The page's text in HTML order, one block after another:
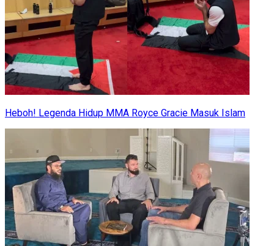
Heboh! Legenda Hidup MMA Royce Gracie Masuk Islam